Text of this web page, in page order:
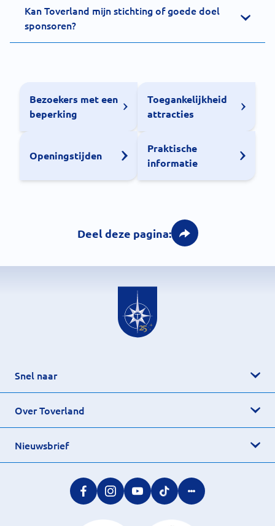
Kan Toverland mijn stichting of goede doel
sponsoren?
Bezoekers met een
beperking
Toegankelijkheid
attracties
Openingstijden
Praktische
informatie
Deel deze pagina:
Snel naar
Over Toverland
Nieuwsbrief